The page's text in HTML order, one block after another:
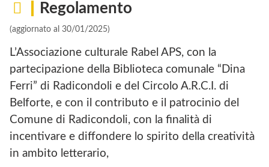
Regolamento
(aggiornato al 30/01/2025)
L’Associazione culturale Rabel APS, con la
partecipazione della Biblioteca comunale “Dina
Ferri” di Radicondoli e del Circolo A.R.C.I. di
Belforte, e con il contributo e il patrocinio del
Comune di Radicondoli, con la finalità di
incentivare e diffondere lo spirito della creatività
in ambito letterario,